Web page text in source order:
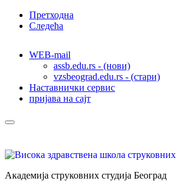
Претходна
Следећа
WEB-mail
assb.edu.rs - (нови)
vzsbeograd.edu.rs - (стари)
Наставнички сервис
пријава на сајт
Академија струковних студија Београд